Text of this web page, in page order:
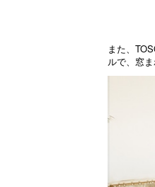
また、
ルで、窓